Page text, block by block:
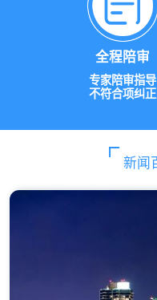
全程陪审
专家陪审指导
不符合项纠正
新闻